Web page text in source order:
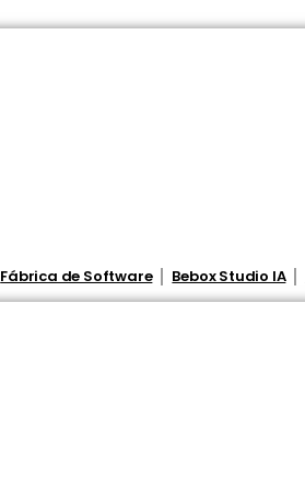
Fábrica de Software Bebox Studio IA